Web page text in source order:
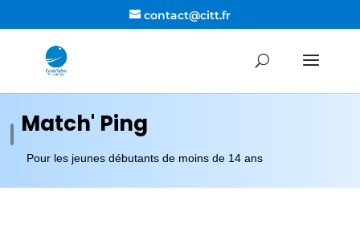
contact@citt.fr
Match' Ping
Pour les jeunes débutants de moins de 14 ans